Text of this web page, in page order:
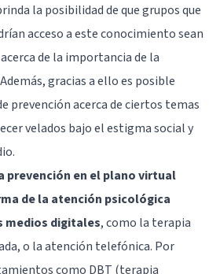
la posibilidad de que grupos que
acceso a este conocimiento sean
de la importancia de la
gracias a ello es posible
prevención acerca de ciertos temas
velados bajo el estigma social y
prevención en el plano virtual
de la atención psicológica
medios digitales, como la terapia
o la atención telefónica. Por
como DBT (terapia